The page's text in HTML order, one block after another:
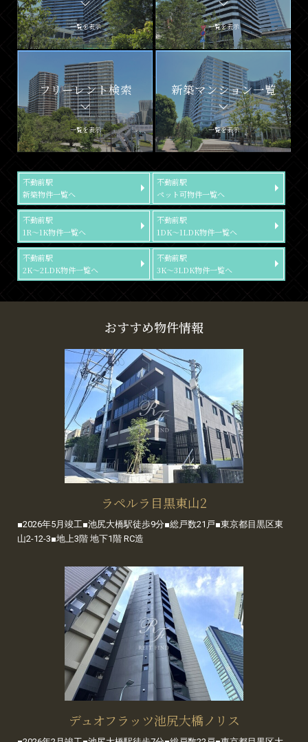
一覧を表示 一覧を表示
フリーレント検索
一覧を表示
新築マンション一覧
一覧を表示
不動前駅
新築物件一覧へ
不動前駅
ペット可物件一覧へ
不動前駅
1R～1K物件一覧へ
不動前駅
1DK～1LDK物件一覧へ
不動前駅
2K～2LDK物件一覧へ
不動前駅
3K～3LDK物件一覧へ
おすすめ物件情報
ラペルラ目黒東山2
■2026年5月竣工■池尻大橋駅徒歩9分■総戸数21戸■東京都目黒区東
山2-12-3■地上3階 地下1階 RC造
デュオフラッツ池尻大橋ノリス